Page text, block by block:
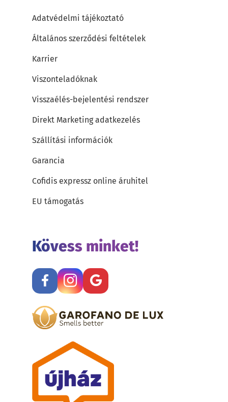
Adatvédelmi tájékoztató
Általános szerződési feltételek
Karrier
Viszonteladóknak
Visszaélés-bejelentési rendszer
Direkt Marketing adatkezelés
Szállítási információk
Garancia
Cofidis expressz online áruhitel
EU támogatás
Kövess minket!